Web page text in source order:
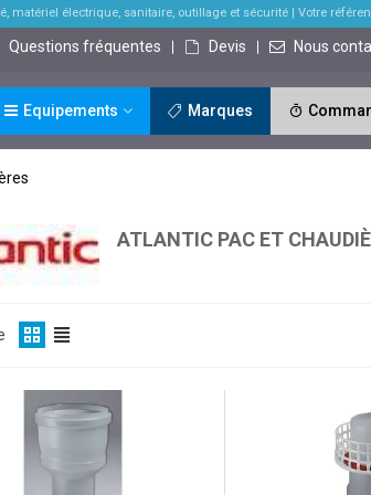
matériel électrique, sanitaire, outillage et sécurité| Votre
Questions fréquentes Devis Nous
Equipements Marques
ATLANTIC PAC ET